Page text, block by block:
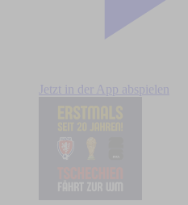
Jetzt in der App abspielen